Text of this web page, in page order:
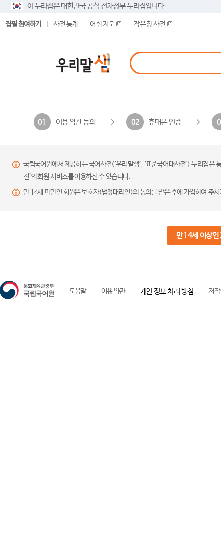
이 누리집은 대한민국 공식 전자정부 누리집입니다.
집필 참여하기 사전 통계 어휘 지도 작은 창 사전
01 이용 약관 동의 02 휴대폰 인증
국립국어원에서 제공하는 국어사전(‘우리말샘’, ‘표준국어대사전’) 누리집
전’의 회원 서비스를 이용하실 수 있습니다.
만 14세 미만인 회원은 보호자(법정대리인)의 동의를 받은 후에 가입하여 주
만 14세 이상인
도움말 이용 약관 개인 정보 처리 방침 저